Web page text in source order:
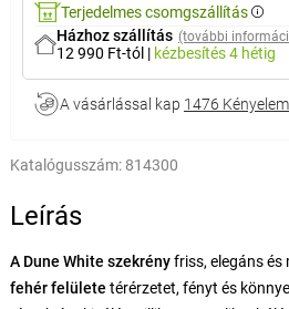
Terjedelmes csomgszállítás
Házhoz szállítás (további
12 990 Ft-tól | kézbesítés4 hétig
A vásárlással kap 1476
Katalógusszám: 814300
Leírás
A Dune White szekrényfriss, elegáns és
fehér felülete térérzetet, fényt és